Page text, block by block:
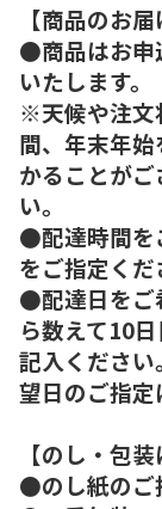
【商品のお
●商品はお申
いたします。
※天候や注文
間、年末年
かることが
い。
●配達時間を
をご指定くだ
●配達日をご
ら数えて10
記入くださ
望日のご指定
【のし・包装
●のし紙のご